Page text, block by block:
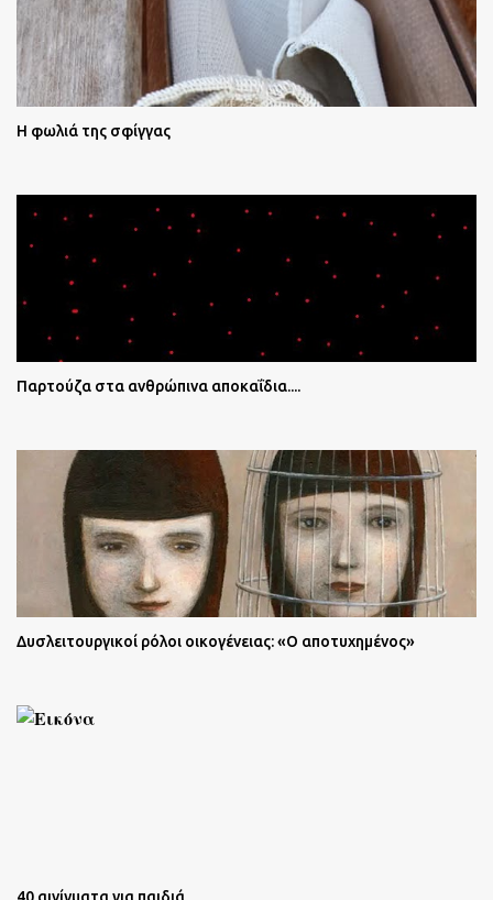
Η φωλιά της σφίγγας
Παρτούζα στα ανθρώπινα αποκαΐδια....
Δυσλειτουργικοί ρόλοι οικογένειας: «Ο αποτυχημένος»